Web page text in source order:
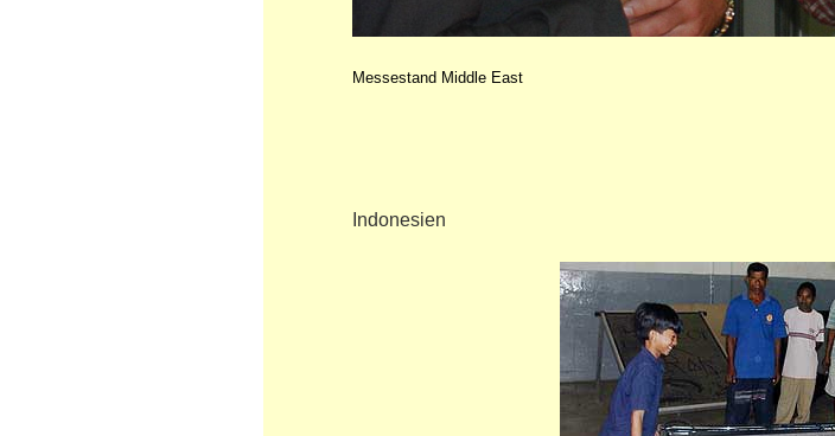
Messestand Middle East
Indonesien